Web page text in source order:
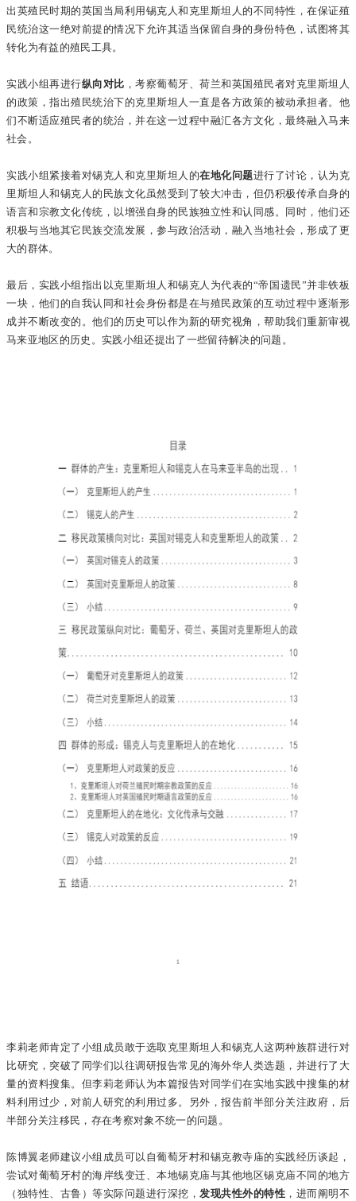
出英殖民时期的英国当局利用锡克人和克里斯坦人的不同特性，在保证殖
民统治这一绝对前提的情况下允许其适当保留自身的身份特色，试图将其
转化为有益的殖民工具。
实践小组再进行纵向对比 ，考察葡萄牙、荷兰和英国殖民者对克里斯坦人
的政策，指出殖民统治下的克里斯坦人一直是各方政策的被动承担者。他
们不断适应殖民者的统治，并在这一过程中融汇各方文化，最终融入马来
社会。
实践小组紧接着对锡克人和克里斯坦人的在地化问题进行了讨论，认为克
里斯坦人和锡克人的民族文化虽然受到了较大冲击，但仍积极传承自身的
语言和宗教文化传统，以增强自身的民族独立性和认同感。同时，他们还
积极与当地其它民族交流发展，参与政治活动，融入当地社会，形成了更
大的群体。
最后，实践小组指出以克里斯坦人和锡克人为代表的“帝国遗民”并非铁板
一块，他们的自我认同和社会身份都是在与殖民政策的互动过程中逐渐形
成并不断改变的。他们的历史可以作为新的研究视角，帮助我们重新审视
马来亚地区的历史。实践小组还提出了一些留待解决的问题。
李莉老师肯定了小组成员敢于选取克里斯坦人和锡克人这两种族群进行对
比研究，突破了同学们以往调研报告常见的海外华人类选题，并进行了大
量的资料搜集。但李莉老师认为本篇报告对同学们在实地实践中搜集的材
料利用过少，对前人研究的利用过多。另外，报告前半部分关注政府，后
半部分关注移民，存在考察对象不统一的问题。
陈博翼老师建议小组成员可以自葡萄牙村和锡克教寺庙的实践经历谈起，
尝试对葡萄牙村的海岸线变迁、本地锡克庙与其他地区锡克庙不同的地方
（独特性、古鲁）等实际问题进行深挖，发现共性外的特性 ，进而阐明不